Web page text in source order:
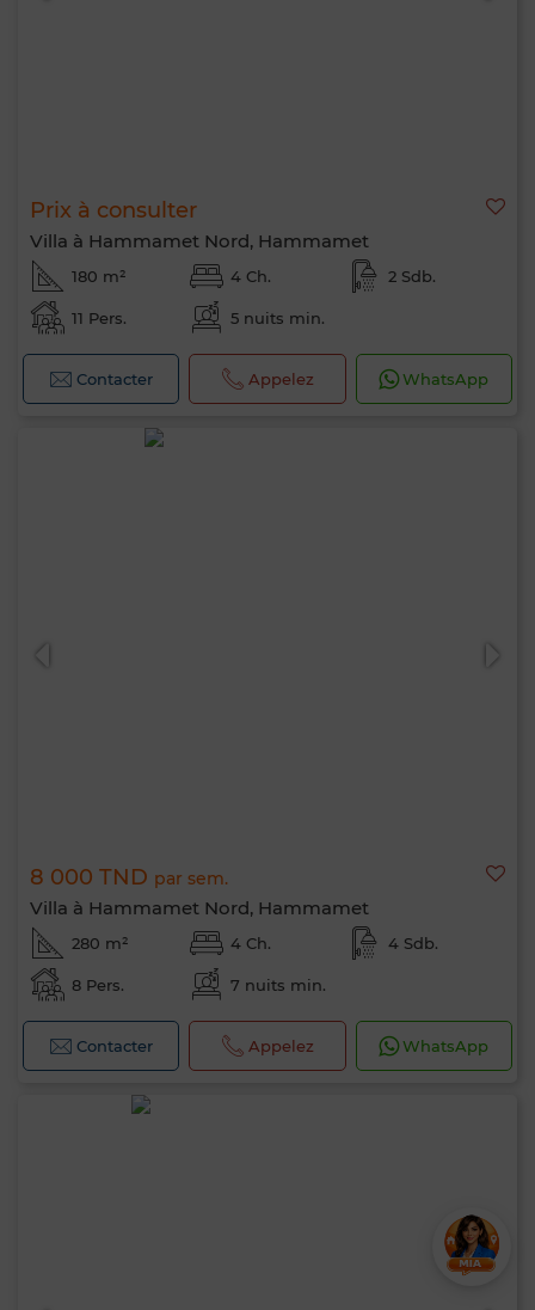
Prix à consulter
Villa à Hammamet Nord, Hammamet
180 m² 4 Ch. 2 Sdb.
11 Pers. 5 nuits min.
Contacter Appelez WhatsApp
8 000 TND par sem.
Villa à Hammamet Nord, Hammamet
280 m² 4 Ch. 4 Sdb.
8 Pers. 7 nuits min.
Contacter Appelez WhatsApp